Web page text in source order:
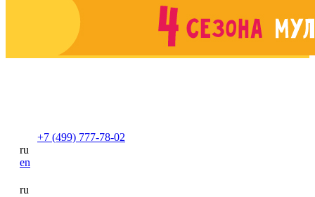
+7 (499) 777-78-02
ru
en
ru